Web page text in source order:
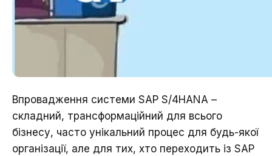
Впровадження системи SAP S/4HANA –
складний, трансформаційний для всього
бізнесу, часто унікальний процес для будь-якої
організації, але для тих, хто переходить із SAP